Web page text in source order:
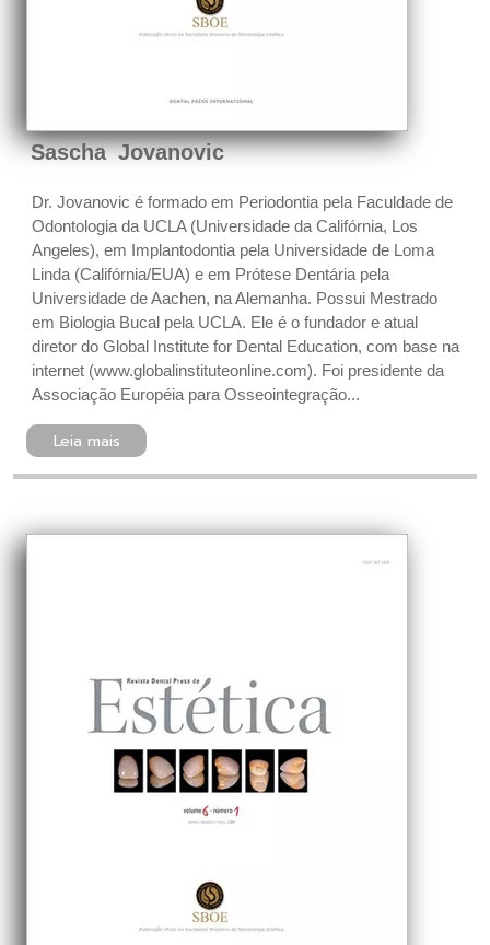
Sascha Jovanovic
Dr. Jovanovic é formado em Periodontia pela Faculdade de
Odontologia da UCLA (Universidade da Califórnia, Los
Angeles), em Implantodontia pela Universidade de Loma
Linda (Califórnia/EUA) e em Prótese Dentária pela
Universidade de Aachen, na Alemanha. Possui Mestrado
em Biologia Bucal pela UCLA. Ele é o fundador e atual
diretor do Global Institute for Dental Education, com base na
internet (www.globalinstituteonline.com). Foi presidente da
Associação Européia para Osseointegração...
Leia mais